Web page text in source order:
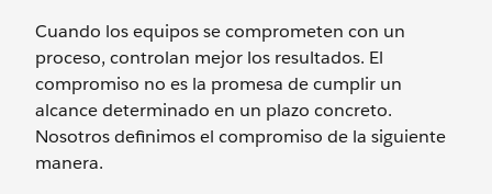
Cuando los equipos se comprometen con un
proceso, controlan mejor los resultados. El
compromiso no es la promesa de cumplir un
alcance determinado en un plazo concreto.
Nosotros definimos el compromiso de la siguiente
manera.